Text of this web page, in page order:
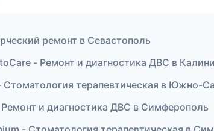
ремонт в Севастополь
- Ремонт и диагностика ДВС в
терапевтическая в Южно-
Ремонт и диагностика ДВС в Симферополь